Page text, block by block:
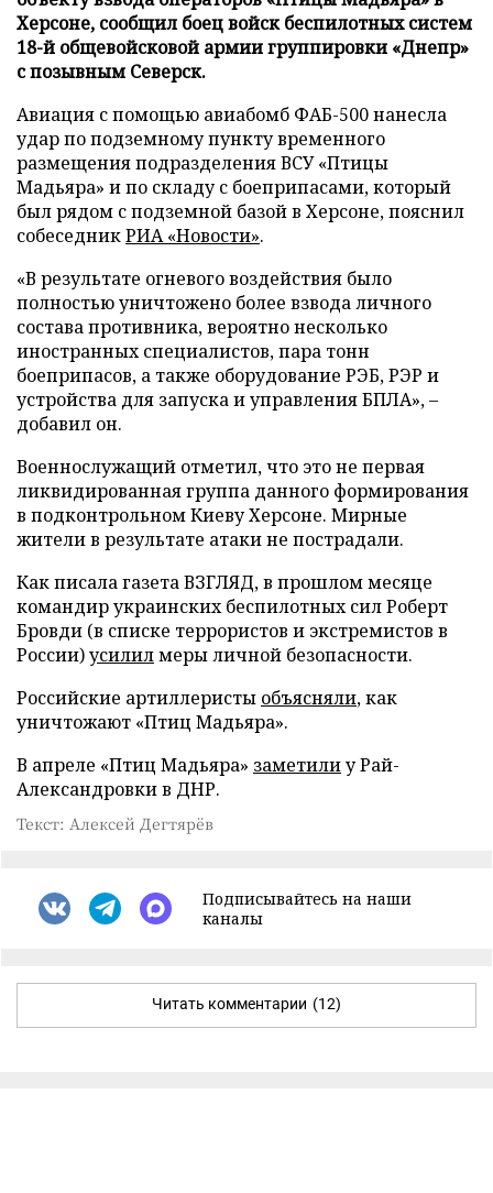
Херсоне, сообщил боец войск беспилотных систем
18-й общевойсковой армии группировки «Днепр»
с позывным Северск.
Авиация с помощью авиабомб ФАБ-500 нанесла
удар по подземному пункту временного
размещения подразделения ВСУ «Птицы
Мадьяра» и по складу с боеприпасами, который
был рядом с подземной базой в Херсоне, пояснил
собеседникРИА «Новости».
«В результате огневого воздействия было
полностью уничтожено более взвода личного
состава противника, вероятно несколько
иностранных специалистов, пара тонн
боеприпасов, а также оборудование РЭБ, РЭР и
устройства для запуска и управления БПЛА», –
добавил он.
Военнослужащий отметил, что это не первая
ликвидированная группа данного формирования
в подконтрольном Киеву Херсоне. Мирные
жители в результате атаки не пострадали.
Как писала газета ВЗГЛЯД, в прошлом месяце
командир украинских беспилотных сил Роберт
Бровди (в списке террористов и экстремистов в
России)усилилмеры личной безопасности.
Российские артиллеристы объясняли, как
уничтожают «Птиц Мадьяра».
В апреле «Птиц Мадьяра» заметилиу Рай-
Александровки в ДНР.
Текст: Алексей Дегтярёв
Подписывайтесь на наши
каналы
Читать комментарии (12)